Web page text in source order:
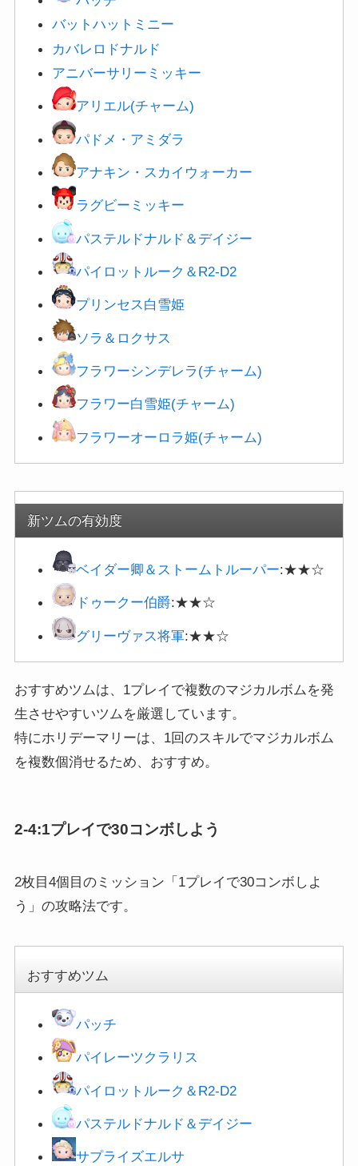
バットハットミニー
カバレロドナルド
アニバーサリーミッキー
アリエル(チャーム)
パドメ・アミダラ
アナキン・スカイウォーカー
ラグビーミッキー
パステルドナルド＆デイジー
パイロットルーク＆R2-D2
プリンセス白雪姫
ソラ＆ロクサス
フラワーシンデレラ(チャーム)
フラワー白雪姫(チャーム)
フラワーオーロラ姫(チャーム)
新ツムの有効度
ベイダー卿＆ ストームトルーパー:★★☆
ドゥークー伯爵:★★☆
グリーヴァス将軍:★★☆
おすすめツムは、1プレイで複数のマジカルボムを発
生させやすいツムを厳選しています。
特にホリデーマリーは、1回のスキルでマジカルボム
を複数個消せるため、おすすめ。
2-4:1プレイで30コンボしよう
2枚目4個目のミッション「1プレイで30コンボしよ
う」の攻略法です。
おすすめツム
パッチ
パイレーツクラリス
パイロットルーク＆R2-D2
パステルドナルド＆デイジー
サプライズエルサ